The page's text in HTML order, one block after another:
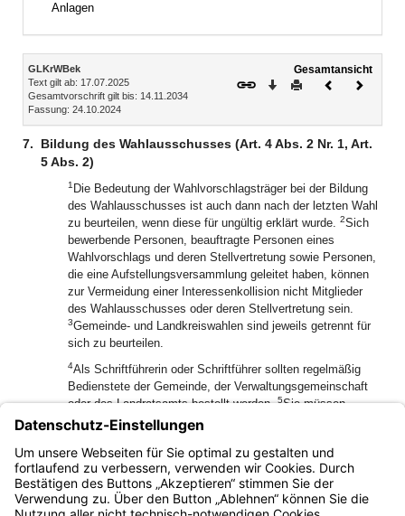
Anlagen
Inhalt
GLKrWBek
Text gilt ab: 17.07.2025
Gesamtvorschrift gilt bis: 14.11.2034
Fassung: 24.10.2024
Gesamtansicht
Download
DruckenVorheriges
7.
Bildung des Wahlausschusses (Art. 4 Abs. 2 Nr. 1, Art.
5 Abs. 2)
1 Die Bedeutung der Wahlvorschlagsträger bei der Bildung
des Wahlausschusses ist auch dann nach der letzten Wahl
zu beurteilen, wenn diese für ungültig erklärt wurde. 2Sich
bewerbende Personen, beauftragte Personen eines
Wahlvorschlags und deren Stellvertretung sowie Personen,
die eine Aufstellungsversammlung geleitet haben, können
zur Vermeidung einer Interessenkollision nicht Mitglieder
des Wahlausschusses oder deren Stellvertretung sein.
3Gemeinde- und Landkreiswahlen sind jeweils getrennt für
sich zu beurteilen.
4Als Schriftführerin oder Schriftführer sollten regelmäßig
Bedienstete der Gemeinde, der Verwaltungsgemeinschaft
oder des Landratsamts bestellt werden.5Sie müssen,
soweit sie nicht gleichzeitig Mitglieder des
Wahlausschusses sind, nicht wahlberechtigt sein.
Schriftführerin oder zum Schriftführer kann aber auch ein
Mitglied des Wahlausschusses bestellt werden.